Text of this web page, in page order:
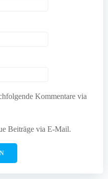
Kommentare via
Beiträge via E-Mail.